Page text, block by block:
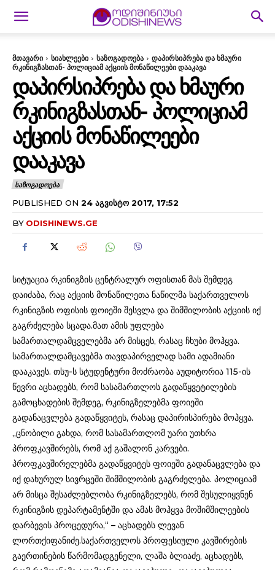
მთავარი სიახლეები საზოგადოება
დაპირსიპრება და ხმაური
რკინიგზასთან- პოლიციამ აქციის მონაწილეები დააკავა
ᲓᲐᲞᲘᲠᲡᲘᲞᲠᲔᲑᲐ ᲓᲐ ᲮᲛᲐᲣᲠᲘ
ᲠᲙᲘᲜᲘᲒᲖᲐᲡᲗᲐᲜ- ᲞᲝᲚᲘᲪᲘᲐᲛ
ᲐᲥᲪᲘᲘᲡ ᲛᲝᲜᲐᲬᲘᲚᲔᲔᲑᲘ
ᲓᲐᲐᲙᲐᲕᲐ
ᲡᲐᲖᲝᲒᲐᲓᲝᲔᲑᲐ
PUBLISHED ON 24 ᲐᲒᲕᲘᲡᲢᲝ 2017, 17:52
BY ODISHINEWS.GE
სიტუაცია რკინიგზის ცენტრალურ ოფისთან მას შემდეგ
დაიძაბა, რაც აქციის მონაწილეთა ნაწილმა საქართველოს
რკინიგზის ოფისის ფოიეში შესვლა და შიმშილობის აქციის იქ
გაგრძელება სცადა.მათ ამის უფლება
სამართალდამცველებმა არ მისცეს, რასაც ჩხუბი მოჰყვა.
სამართალდამცავებმა თავდაპირველად სამი ადამიანი
დააკავეს. თსუ-ს სტუდენტური მოძრაობა აუდიტორია 115-ის
წევრი აცხადებს, რომ სასამართლოს გადაწყვეტილების
გამოცხადების შემდეგ, რკინიგზელებმა ფოიეში
გადანაცვლება გადაწყვიტეს, რასაც დაპირისპირება მოჰყვა.
„ცნობილი გახდა, რომ სასამართლომ უარი უთხრა
პროფკავშირებს, რომ აქ გაშალონ კარვები.
პროფკავშირელებმა გადაწყვიტეს ფოიეში გადანაცვლება და
იქ დახურულ სივრცეში შიმშილობის გაგრძელება. პოლიციამ
არ მისცა შესაძლებლობა რკინიგზელებს, რომ შესულიყვნენ
რკინიგზის დეპარტამენტში და ამას მოჰყვა მოშიმშილეების
დარბევის პროცედურა,“ – აცხადებს ლევან
ლორთქიფანიძე.საქართველოს პროფესიული კავშირების
გაერთინების წარმომადგენელი, ლაშა ბლიაძე, აცხადებს,